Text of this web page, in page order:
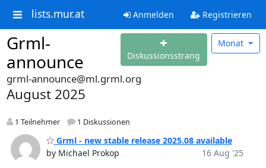
lists.mur.at Anmelden Registrieren
Grml-
announce
Diskussionsstrang
Monat
grml-announce@ml.grml.org
August 2025
1 Teilnehmer 1 Diskussionen
Grml - new stable release 2025.08 available
by Michael Prokop
16 Aug '25